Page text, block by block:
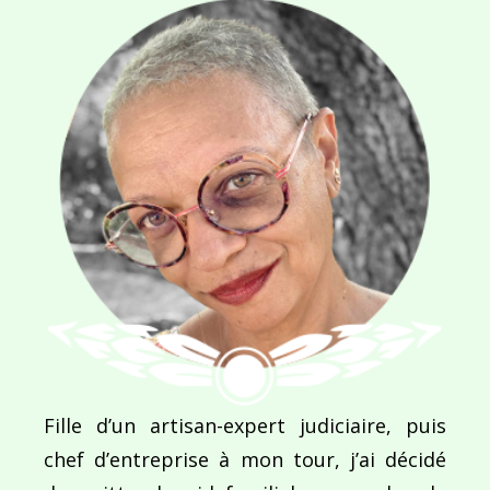
Navigation
l’article
Visiter New York, la Grosse Pomme au double
Fille d’un artisan-expert judiciaire, puis
chef d’entreprise à mon tour, j’ai décidé